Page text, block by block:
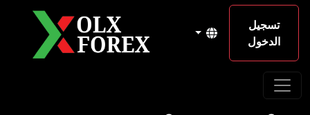
تسجيل
الدخول